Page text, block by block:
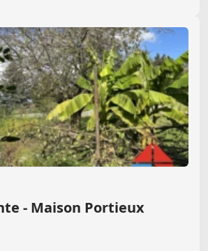
- Maison Portieux